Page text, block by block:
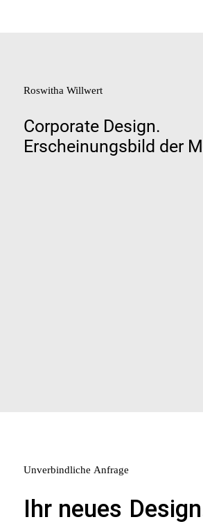
Roswitha Willwert
Corporate Design.
Erscheinungsbild der
Unverbindliche Anfrage
Ihr neues